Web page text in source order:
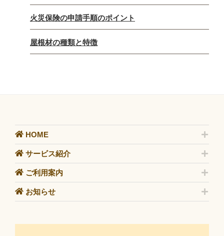
火災保険の申請手順のポイント
屋根材の種類と特徴
HOME
サービス紹介
ご利用案内
お知らせ